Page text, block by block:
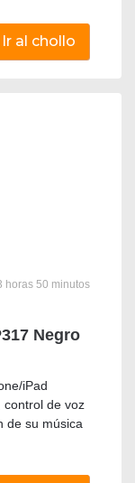
Ir al chollo
horas 50 minutos
Negro
iPad
control de voz
de su música